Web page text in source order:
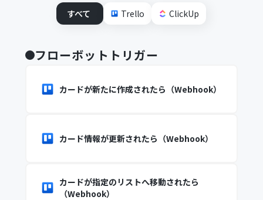
すべて Trello ClickUp
フローボットトリガー
カードが新たに作成されたら（Webhook）
カード情報が更新されたら（Webhook）
カードが指定のリストへ移動されたら
（Webhook）